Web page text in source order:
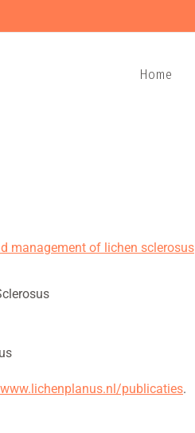
Home
management of lichen sclerosus
www.lichenplanus.nl/publicaties.